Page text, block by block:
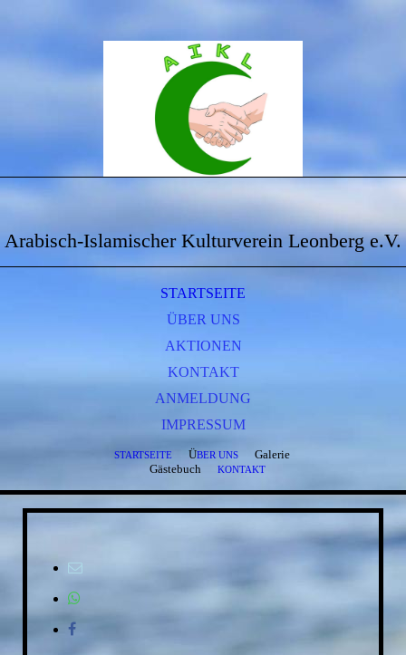
Arabisch-Islamischer Kulturverein Leonberg e.V.
STARTSEITE
ÜBER UNS
AKTIONEN
KONTAKT
ANMELDUNG
IMPRESSUM
STARTSEITE ÜBER UNSGalerie
Gästebuch
KONTAKT